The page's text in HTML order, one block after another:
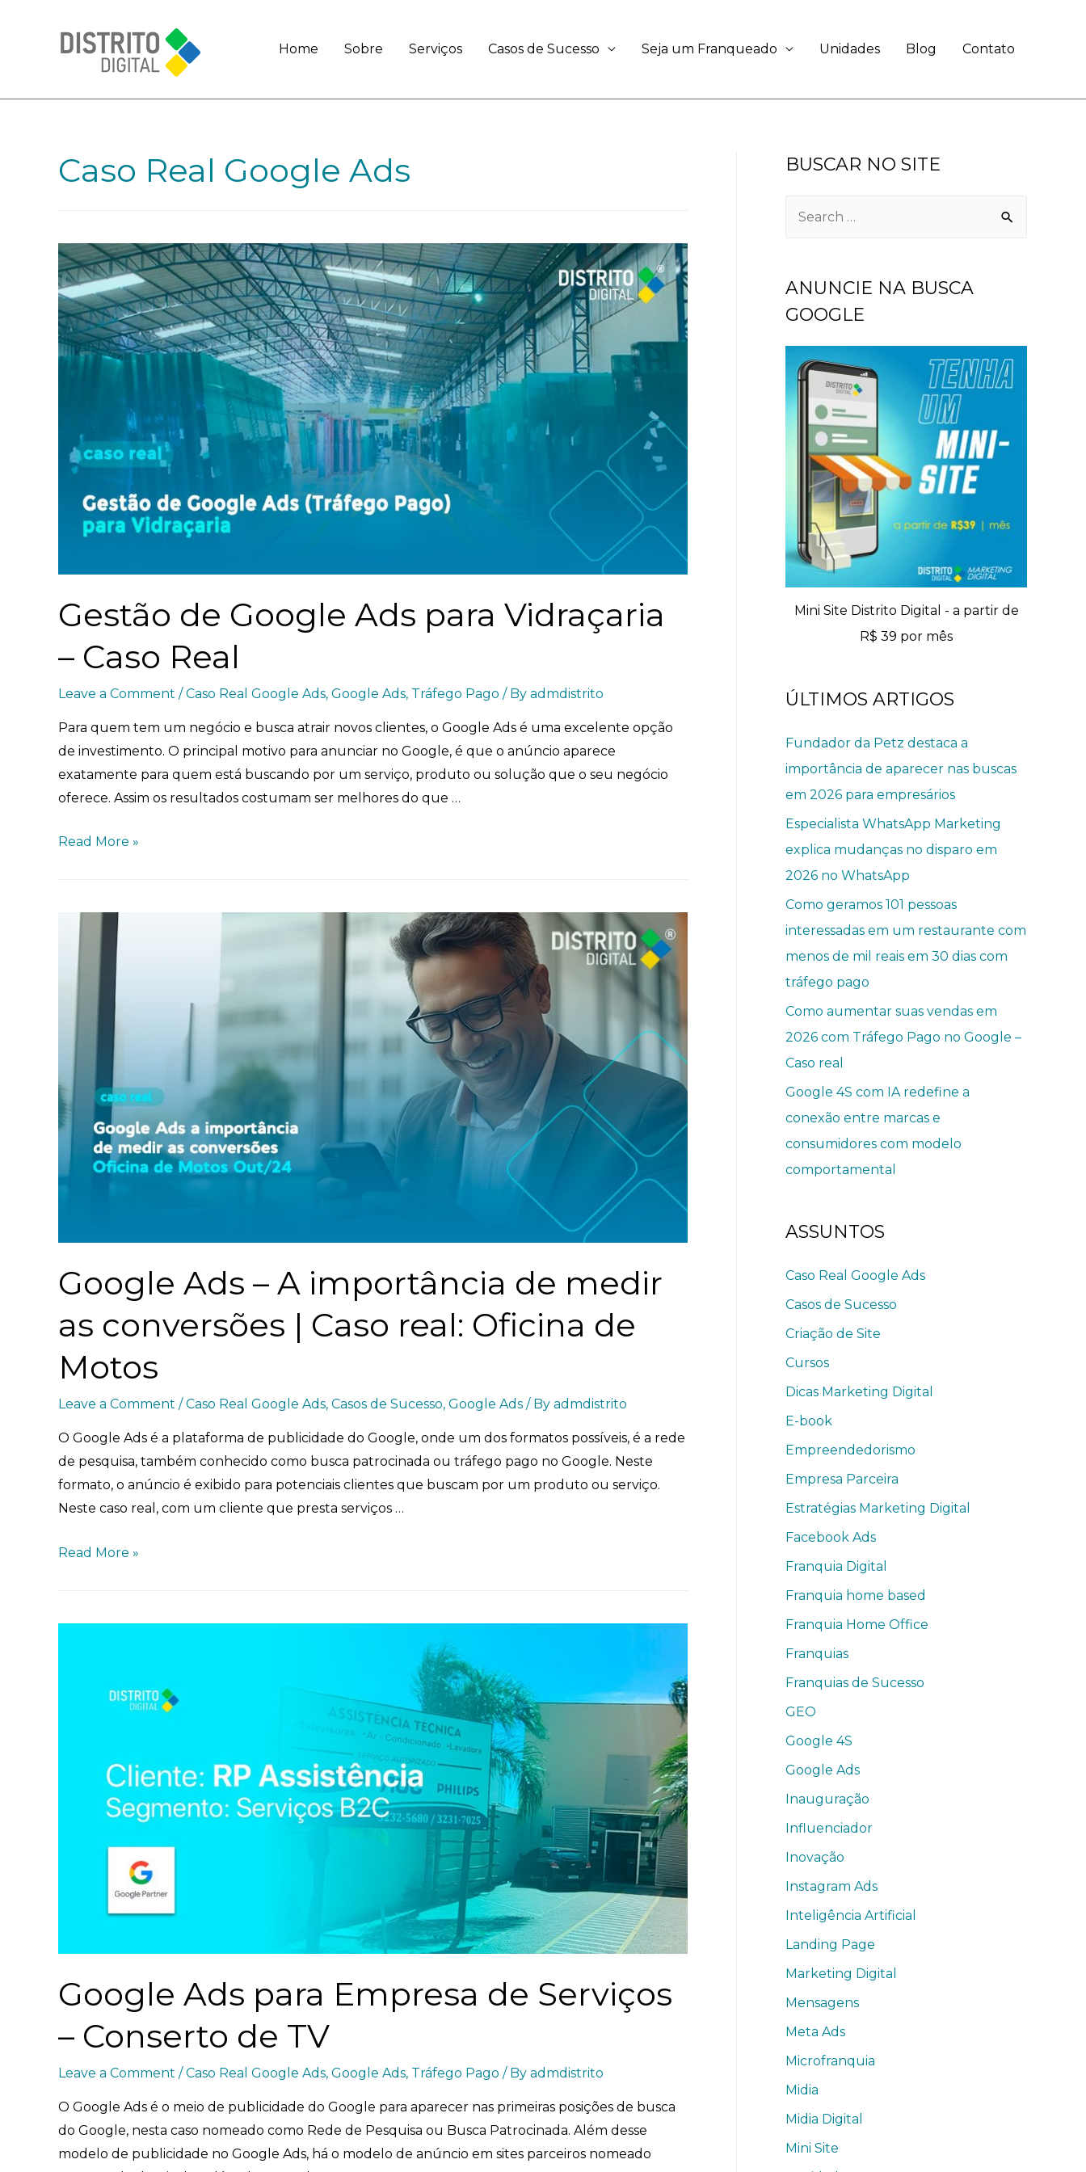
Home Sobre Serviços Casos de Sucesso Seja um Franqueado Unidades Blog Contato
Caso Real Google Ads
Gestão de Google Ads para Vidraçaria
– Caso Real
Leave a Comment /Caso Real Google Ads, Google Ads, Tráfego Pago / By admdistrito
Para quem tem um negócio e busca atrair novos clientes, o Google Ads é uma excelente opção
de investimento. O principal motivo para anunciar no Google, é que o anúncio aparece
exatamente para quem está buscando por um serviço, produto ou solução que o seu negócio
oferece. Assim os resultados costumam ser melhores do que …
Read More »
Google Ads – A importância de medir
as conversões | Caso real: Oficina de
Motos
Leave a Comment /Caso Real Google Ads, Casos de Sucesso, Google Ads / By admdistrito
O Google Ads é a plataforma de publicidade do Google, onde um dos formatos possíveis, é a rede
de pesquisa, também conhecido como busca patrocinada ou tráfego pago no Google. Neste
formato, o anúncio é exibido para potenciais clientes que buscam por um produto ou serviço.
Neste caso real, com um cliente que presta serviços …
Read More »
Google Ads para Empresa de Serviços
– Conserto de TV
Leave a Comment /Caso Real Google Ads, Google Ads, Tráfego Pago / By admdistrito
O Google Ads é o meio de publicidade do Google para aparecer nas primeiras posições de busca
do Google, nesta caso nomeado como Rede de Pesquisa ou Busca Patrocinada. Além desse
modelo de publicidade no Google Ads, há o modelo de anúncio em sites parceiros nomeado
BUSCAR NO SITE
ANUNCIE NA BUSCA
GOOGLE
Mini Site Distrito Digital - a partir de
R$ 39 por mês
ÚLTIMOS ARTIGOS
Fundador da Petz destaca a
importância de aparecer nas buscas
em 2026 para empresários
Especialista WhatsApp Marketing
explica mudanças no disparo em
2026 no WhatsApp
Como geramos 101 pessoas
interessadas em um restaurante com
menos de mil reais em 30 dias com
tráfego pago
Como aumentar suas vendas em
2026 com Tráfego Pago no Google –
Caso real
Google 4S com IA redefine a
conexão entre marcas e
consumidores com modelo
comportamental
ASSUNTOS
Caso Real Google Ads
Casos de Sucesso
Criação de Site
Cursos
Dicas Marketing Digital
E-book
Empreendedorismo
Empresa Parceira
Estratégias Marketing Digital
Facebook Ads
Franquia Digital
Franquia home based
Franquia Home Office
Franquias
Franquias de Sucesso
GEO
Google 4S
Google Ads
Inauguração
Influenciador
Inovação
Instagram Ads
Inteligência Artificial
Landing Page
Marketing Digital
Mensagens
Meta Ads
Microfranquia
Midia
Midia Digital
Mini Site